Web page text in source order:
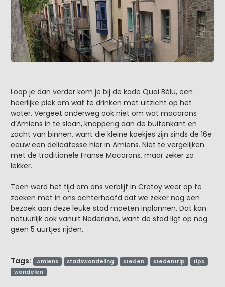
Loop je dan verder kom je bij de kade Quai Bélu, een
heerlijke plek om wat te drinken met uitzicht op het
water. Vergeet onderweg ook niet om wat macarons
d’Amiens in te slaan, knapperig aan de buitenkant en
zacht van binnen, want die kleine koekjes zijn sinds de 16e
eeuw een delicatesse hier in Amiens. Niet te vergelijken
met de traditionele Franse Macarons, maar zeker zo
lekker.
Toen werd het tijd om ons verblijf in Crotoy weer op te
zoeken met in ons achterhoofd dat we zeker nog een
bezoek aan deze leuke stad moeten inplannen. Dat kan
natuurlijk ook vanuit Nederland, want de stad ligt op nog
geen 5 uurtjes rijden.
Tags: Amiens stadswandeling steden stedentrip
tips
wandelen